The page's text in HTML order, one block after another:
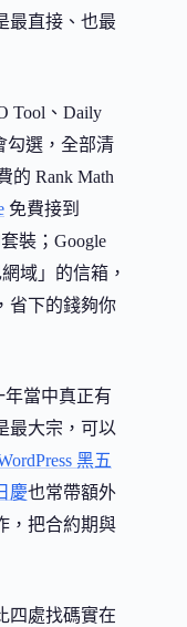
最直接、也最
Tool、Daily
勾選，全部清
的 Rank Math
免費接到
裝；Google
域」的信箱，
省下的錢夠你
年當中真正有
最大宗，可以
黑五
慶也常帶額外
，把合約期與
四處找碼實在